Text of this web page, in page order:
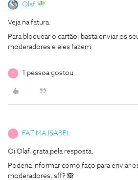
Olaf
Veja na fatura.
Para bloquear o cartão, basta enviar os
moderadores e eles fazem
F 1 pessoa gostou
F FATIMA ISABEL
Oi Olaf, grata pela resposta.
Poderia informar como faço para enviar
moderadores, sff? 🙈